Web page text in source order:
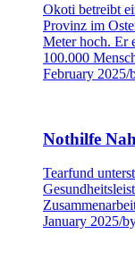
Okoti betreibt
Provinz im
Meter hoch. Er
100.000
February 2025/
Nothilfe
Tearfund
January 2025/